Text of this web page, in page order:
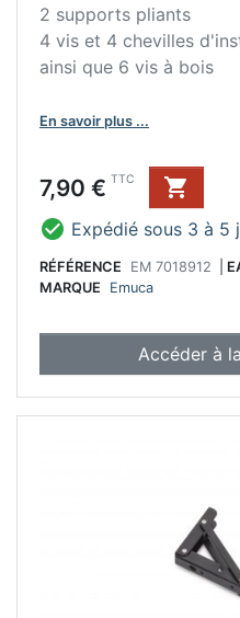
2 supports pliants
4 vis et 4 chevilles
ainsi que 6 vis à bois
En savoir plus ...
Prix
7,90 € TTC

 Expédié sous 3 à 5
RÉFÉRENCE EM 7018912
MARQUE
Emuca
Accéder à